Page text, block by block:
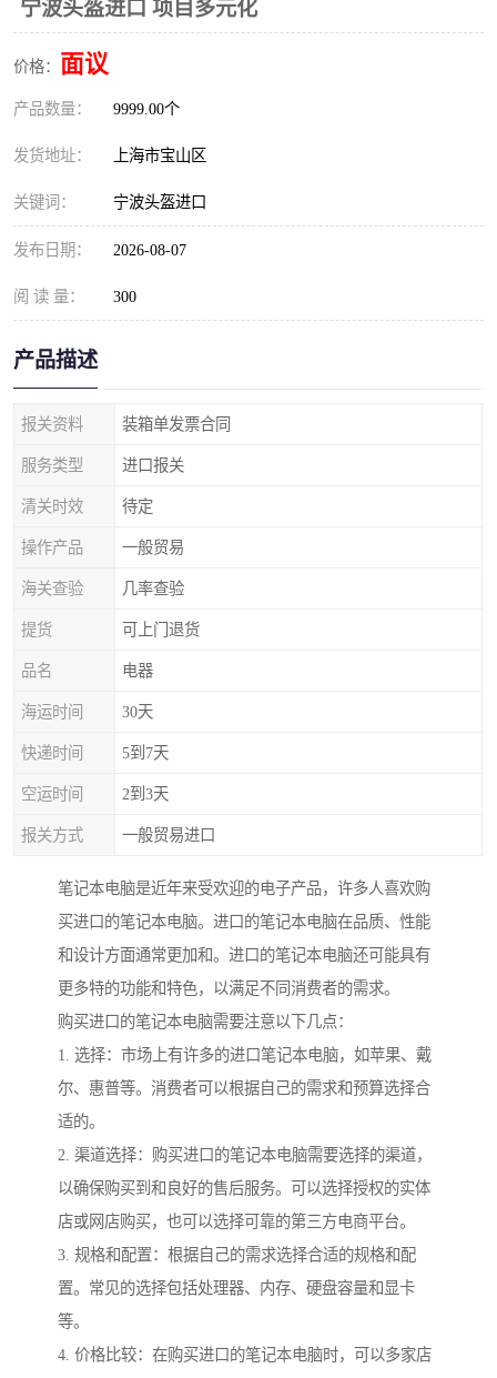
宁波头盔进口 项目多元化
价格： 面议
产品数量： 9999.00个
发货地址： 上海市宝山区
关键词： 宁波头盔进口
发布日期： 2026-08-07
阅 读 量： 300
产品描述
报关资料 装箱单发票合同
服务类型 进口报关
清关时效 待定
操作产品 一般贸易
海关查验 几率查验
提货 可上门退货
品名 电器
海运时间 30天
快递时间 5到7天
空运时间 2到3天
报关方式 一般贸易进口
笔记本电脑是近年来受欢迎的电子产品，许多人喜欢购
买进口的笔记本电脑。进口的笔记本电脑在品质、性能
和设计方面通常更加和。进口的笔记本电脑还可能具有
更多特的功能和特色，以满足不同消费者的需求。
购买进口的笔记本电脑需要注意以下几点：
1. 选择：市场上有许多的进口笔记本电脑，如苹果、戴
尔、惠普等。消费者可以根据自己的需求和预算选择合
适的。
2. 渠道选择：购买进口的笔记本电脑需要选择的渠道，
以确保购买到和良好的售后服务。可以选择授权的实体
店或网店购买，也可以选择可靠的第三方电商平台。
3. 规格和配置：根据自己的需求选择合适的规格和配
置。常见的选择包括处理器、内存、硬盘容量和显卡
等。
4. 价格比较：在购买进口的笔记本电脑时，可以多家店